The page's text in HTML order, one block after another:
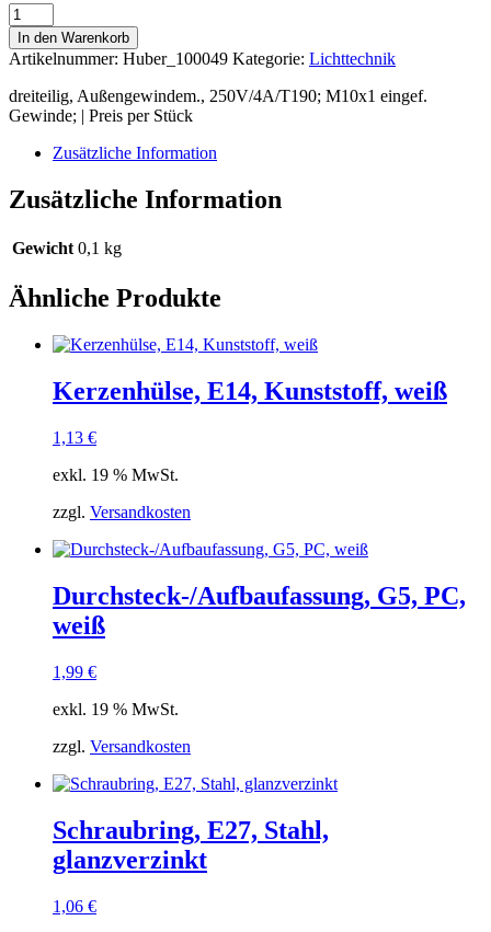
Fassung,
E27,
PET
GF,
schwarz
Menge
In den Warenkorb
Artikelnummer: Huber_100049 Kategorie: Lichttechnik
dreiteilig, Außengewindem., 250V/4A/T190; M10x1 eingef.
Gewinde; | Preis per Stück
Zusätzliche Information
Zusätzliche Information
Gewicht 0,1 kg
Ähnliche Produkte
Kerzenhülse, E14, Kunststoff, weiß
1,13 €
exkl. 19 % MwSt.
zzgl. Versandkosten
Durchsteck-/Aufbaufassung, G5, PC,
weiß
1,99 €
exkl. 19 % MwSt.
zzgl. Versandkosten
Schraubring, E27, Stahl,
glanzverzinkt
1,06 €